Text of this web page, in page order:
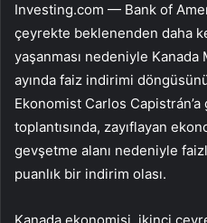
Investing.com — Bank of
çeyrekte beklenenden daha
yaşanması nedeniyle Kanada
ayında faiz indirimi
Ekonomist Carlos
toplantısında, zayıflayan
gevşetme alanı nedeniyle
puanlık bir indirim olası.